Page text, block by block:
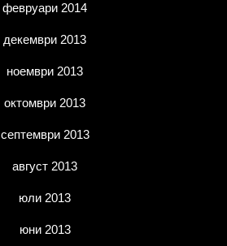
февруари 2014
декември 2013
ноември 2013
октомври 2013
септември 2013
август 2013
юли 2013
юни 2013